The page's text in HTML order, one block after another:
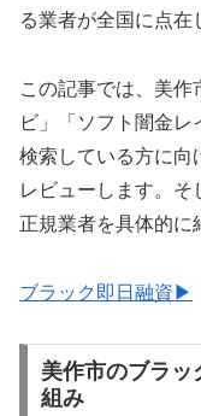
る業者が全国に点在
この記事では、美作
ビ」「ソフト闇金
検索している方に向
レビューします。そ
正規業者を具体的に
ブラック即日融資▶
美作市のブラッ
組み